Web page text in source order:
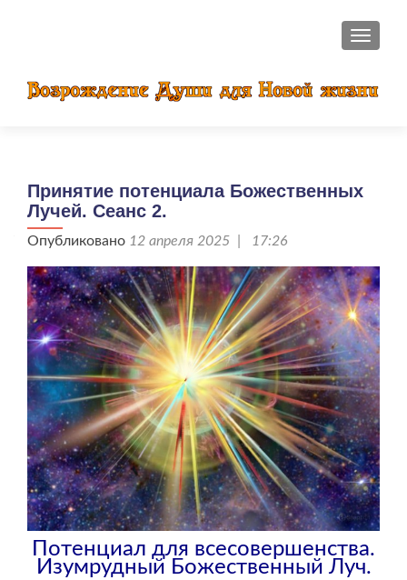
Принятие потенциала Божественных
Лучей. Сеанс 2.
Опубликовано 12 апреля 2025 | 17:26
Потенциал для всесовершенства.
Изумрудный Божественный Луч.